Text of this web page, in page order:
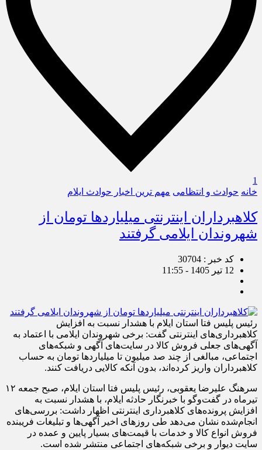
1
خانه حوادث و انتظامی مهم ترین اخبار حوادث ایلام
کلاهبرداران اینترنتی میلیاردها تومان از
شهروندان ایلامی گرفتند
کد خبر : 30704
12 تیر 1405 - 11:55
رئیس پلیس فتا استان ایلام با هشدار نسبت به افزایش
کلاهبرداری‌های اینترنتی گفت: برخی شهروندان ایلامی با اعتماد به
آگهی‌های جعلی فروش کالا در سایت‌های آگهی و شبکه‌های
اجتماعی، مبالغی از چند صد میلیون تا میلیاردها تومان به حساب
کلاهبرداران واریز کرده‌اند، بدون آنکه کالایی دریافت کنند.
سرهنگ علیرضا یعقوبی، رئیس پلیس فتا استان ایلام، صبح جمعه ۱۲
تیرماه در گفت‌وگو‌ با خبرنگار حادثه ایلام، با هشدار نسبت به
افزایش پرونده‌های کلاهبرداری اینترنتی اظهار داشت: بررسی‌های
انجام‌شده نشان می‌دهد طی روزهای اخیر آگهی‌ها و تبلیغات فریبنده
فروش انواع کالا و خدمات با قیمت‌های بسیار پایین و عمده در
سایت دیوار و برخی شبکه‌های اجتماعی منتشر شده است.